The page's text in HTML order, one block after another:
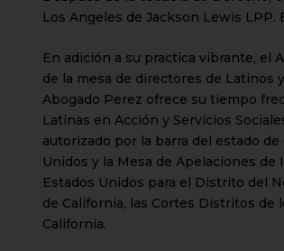
Los Angeles de Jackson Lewis
En adición a su practica vibrante, el
de la mesa de directores de Latinos
Abogado Perez ofrece su tiempo
Latinas en Acción y Servicios
autorizado por la barra del estado
Unidos y la Mesa de Apelaciones
Estados Unidos para el Distrito del
de California, las Cortes Distritos de
California.